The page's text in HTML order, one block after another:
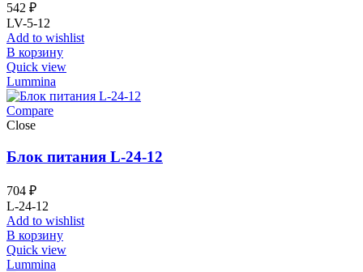
542 ₽
LV-5-12
Add to wishlist
В корзину
Quick view
Lummina
Compare
Close
Блок питания L-24-12
704 ₽
L-24-12
Add to wishlist
В корзину
Quick view
Lummina